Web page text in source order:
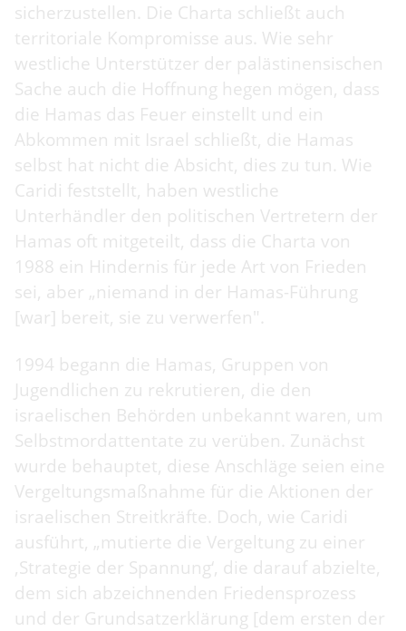
sicherzustellen. Die Charta schließt auch
territoriale Kompromisse aus. Wie sehr
westliche Unterstützer der palästinensischen
Sache auch die Hoffnung hegen mögen, dass
die Hamas das Feuer einstellt und ein
Abkommen mit Israel schließt, die Hamas
selbst hat nicht die Absicht, dies zu tun. Wie
Caridi feststellt, haben westliche
Unterhändler den politischen Vertretern der
Hamas oft mitgeteilt, dass die Charta von
1988 ein Hindernis für jede Art von Frieden
sei, aber „niemand in der Hamas-Führung
[war] bereit, sie zu verwerfen".
1994 begann die Hamas, Gruppen von
Jugendlichen zu rekrutieren, die den
israelischen Behörden unbekannt waren, um
Selbstmordattentate zu verüben. Zunächst
wurde behauptet, diese Anschläge seien eine
Vergeltungsmaßnahme für die Aktionen der
israelischen Streitkräfte. Doch, wie Caridi
ausführt, „mutierte die Vergeltung zu einer
‚Strategie der Spannung‘, die darauf abzielte,
dem sich abzeichnenden Friedensprozess
und der Grundsatzerklärung [dem ersten der